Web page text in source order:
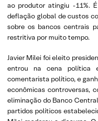
ao produtor atingiu -11%.
deflação global de custos
sobre os bancos centrais
restritiva por muito tempo.
Javier Milei foi eleito
entrou na cena política
comentarista político, e
econômicas controversas,
eliminação do Banco
partidos políticos